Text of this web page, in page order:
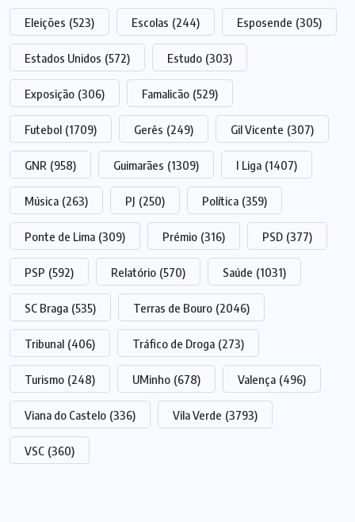
Eleições (523) Escolas (244) Esposende (305)
Estados Unidos (572) Estudo (303)
Exposição (306) Famalicão (529)
Futebol (1709) Gerês (249) Gil Vicente (307)
GNR (958) Guimarães (1309) I Liga (1407)
Música (263) PJ (250) Política (359)
Ponte de Lima (309) Prémio (316) PSD (377)
PSP (592) Relatório (570) Saúde (1031)
SC Braga (535) Terras de Bouro (2046)
Tribunal (406) Tráfico de Droga (273)
Turismo (248) UMinho (678) Valença (496)
Viana do Castelo (336) Vila Verde (3793)
VSC (360)